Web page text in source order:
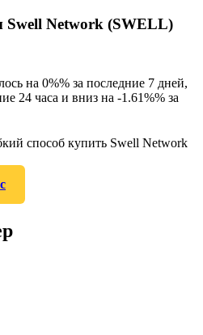
Swell Network (SWELL)
на 0%% за последние 7 дней,
24 часа и вниз на -1.61%% за
способ купить Swell Network